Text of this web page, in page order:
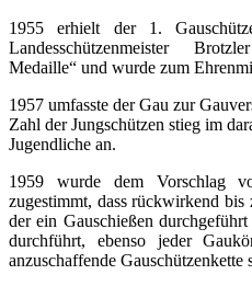
1955 erhielt der 1.
Landesschützenmeister
Medaille“ und wurde zum
1957 umfasste der Gau zur
Zahl der Jungschützen stieg im
Jugendliche an.
1959 wurde dem Vorschlag
zugestimmt, dass rückwirkend
der ein Gauschießen
durchführt, ebenso jeder
anzuschaffende Gauschützenkette